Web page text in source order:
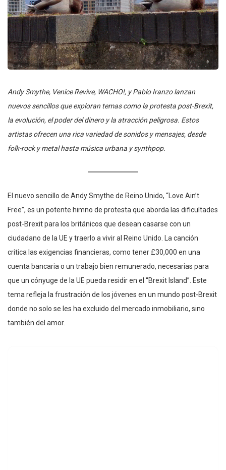
Andy Smythe, Venice Revive, WACHO!, y Pablo Iranzo lanzan
nuevos sencillos que exploran temas como la protesta post-Brexit,
la evolución, el poder del dinero y la atracción peligrosa. Estos
artistas ofrecen una rica variedad de sonidos y mensajes, desde
folk-rock y metal hasta música urbana y synthpop.
El nuevo sencillo de Andy Smythe de Reino Unido, “Love Ain’t
Free”, es un potente himno de protesta que aborda las dificultades
post-Brexit para los británicos que desean casarse con un
ciudadano de la UE y traerlo a vivir al Reino Unido. La canción
critica las exigencias financieras, como tener £30,000 en una
cuenta bancaria o un trabajo bien remunerado, necesarias para
que un cónyuge de la UE pueda residir en el “Brexit Island”. Este
tema refleja la frustración de los jóvenes en un mundo post-Brexit
donde no solo se les ha excluido del mercado inmobiliario, sino
también del amor.